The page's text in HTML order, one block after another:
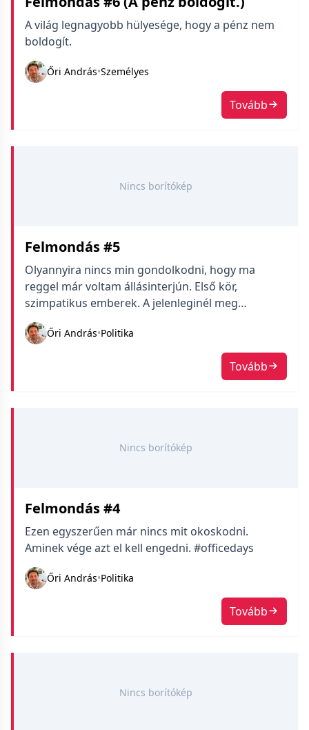
A világ legnagyobb hülyesége, hogy a pénz nem
boldogít.
Őri András•Személyes
Tovább
Nincs borítókép
Felmondás #5
Olyannyira nincs min gondolkodni, hogy ma
reggel már voltam állásinterjún. Első kör,
szimpatikus emberek. A jelenleginél meg
felmondok.
Őri András•Politika
Tovább
Nincs borítókép
Felmondás #4
Ezen egyszerűen már nincs mit okoskodni.
Aminek vége azt el kell engedni. #officedays
Őri András•Politika
Tovább
Nincs borítókép